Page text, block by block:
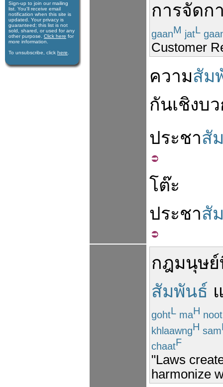
Sign-up to join our mail­ing
list. You'll receive e­mail
notification when this site is
updated. Your privacy is
guaran­teed; this list is not
sold, shared, or used for any
other purpose. Click here for
more infor­mation.
To unsubscribe, click here
การจัดก
gaanM jatL
Customer
ความสัม
กันเชิงบ
ประชาสั
โต๊ะ
ประชาสั
กฎมนุษย์
สัมพันธ์
gohtL maH noot
khlaawngH sam
chaatF
"Laws
harmonize